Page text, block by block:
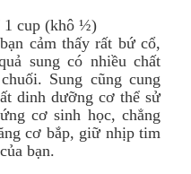
1 cup (khô ½)
cảm thấy rất bứ cổ,
sung có nhiều chất
Sung cũng cung
dinh dưỡng cơ thể sử
cơ sinh học, chẳng
cơ bắp, giữ nhịp tim
bạn.